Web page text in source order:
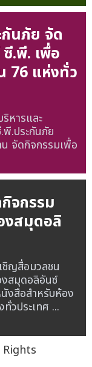
นภัย จัด
.พี. เพื่อ
76 แห่งทั่ว
หารและ
.ประกันภัย
จัดกิจกรรมเพื่อ
จกรรม
งสมุดอลิ
ชิญสื่อมวลชน
งสมุดอลิอันซ์
งสือสำหรับห้อง
วประเทศ ...